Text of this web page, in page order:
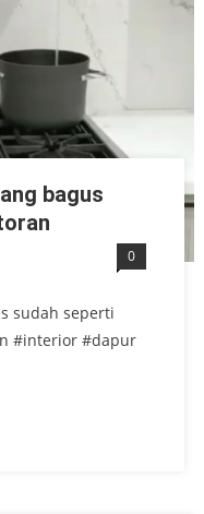
bagus
0
sudah seperti
#interior #dapur